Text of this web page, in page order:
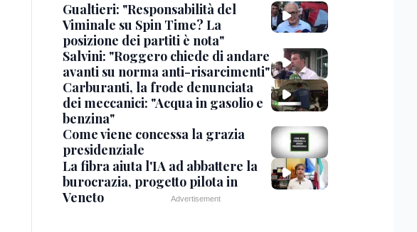
Gualtieri: "Responsabilità del
Viminale su Spin Time? La
posizione dei partiti è nota"
Salvini: "Roggero chiede di andare
avanti su norma anti-risarcimenti"
Carburanti, la frode denunciata
dei meccanici: "Acqua in gasolio e
benzina"
Come viene concessa la grazia
presidenziale
La fibra aiuta l'IA ad abbattere la
burocrazia, progetto pilota in
Veneto